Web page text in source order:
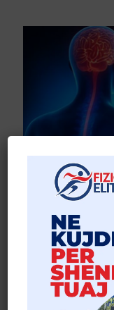
Patologjitë
Patologjitë
ishemia, trompoza,
repeat;left top;;auto